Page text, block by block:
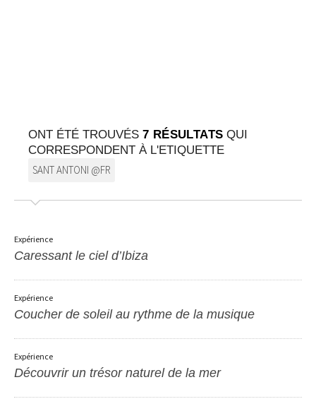
ONT ÉTÉ TROUVÉS 7 RÉSULTATS QUI
CORRESPONDENT À L'ETIQUETTE
SANT ANTONI @FR
Expérience
Caressant le ciel d’Ibiza
Expérience
Coucher de soleil au rythme de la musique
Expérience
Découvrir un trésor naturel de la mer